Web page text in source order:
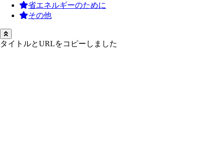
省エネルギーのために
その他
タイトルとURLをコピーしました